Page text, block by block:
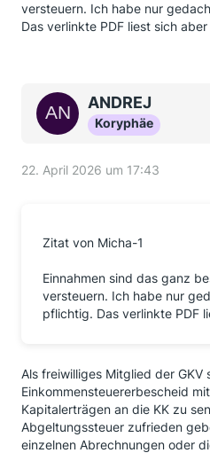
versteuern. Ich habe nur
Das verlinkte PDF liest sich
ANDREJ
Koryphäe
22. April 2026 um 17:43
Zitat von Micha-1
Einnahmen sind das ganz
versteuern. Ich habe nur
pflichtig. Das verlinkte PDF
Als freiwilliges Mitglied der GKV
Einkommensteuererbescheid
Kapitalerträgen an die KK zu
Abgeltungssteuer zufrieden
einzelnen Abrechnungen oder